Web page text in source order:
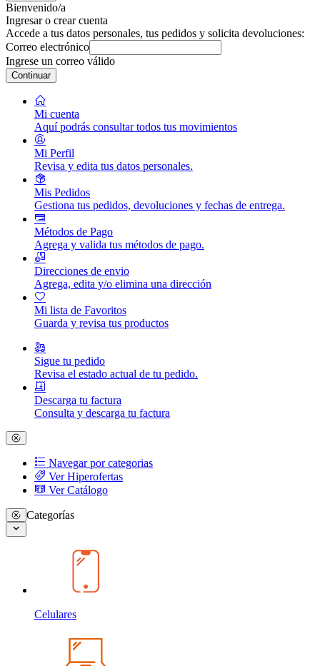
Bienvenido/a
Ingresar o crear cuenta
Accede a tus datos personales, tus pedidos y solicita devoluciones:
Correo electrónico
Ingrese un correo válido
Continuar
Mi cuenta
Aquí podrás consultar todos tus movimientos
Mi Perfil
Revisa y edita tus datos personales.
Mis Pedidos
Gestiona tus pedidos, devoluciones y fechas de entrega.
Métodos de Pago
Agrega y valida tus métodos de pago.
Direcciones de envio
Agrega, edita y/o elimina una dirección
Mi lista de Favoritos
Guarda y revisa tus productos
Sigue tu pedido
Revisa el estado actual de tu pedido.
Descarga tu factura
Consulta y descarga tu factura
Navegar por categorias
Ver Hiperofertas
Ver Catálogo
Categorías
Celulares